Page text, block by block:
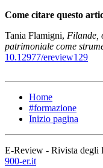
Come citare questo
Tania Flamigni, Filande,
patrimoniale come
10.12977/ereview129
Home
#formazione
Inizio pagina
E-Review - Rivista degli
900-er.it